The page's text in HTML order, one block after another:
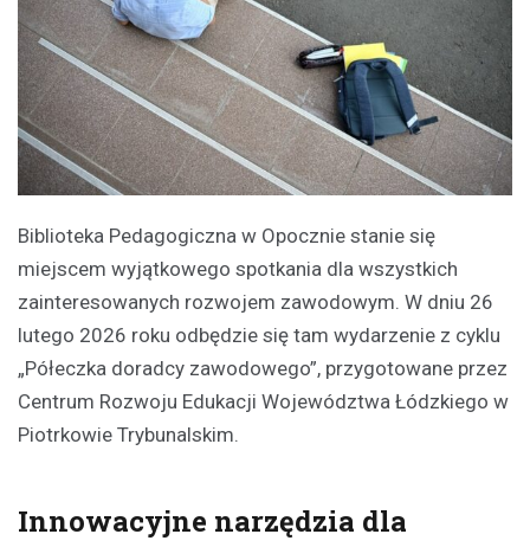
Biblioteka Pedagogiczna w Opocznie stanie się
miejscem wyjątkowego spotkania dla wszystkich
zainteresowanych rozwojem zawodowym. W dniu 26
lutego 2026 roku odbędzie się tam wydarzenie z cyklu
„Półeczka doradcy zawodowego”, przygotowane przez
Centrum Rozwoju Edukacji Województwa Łódzkiego w
Piotrkowie Trybunalskim.
Innowacyjne narzędzia dla